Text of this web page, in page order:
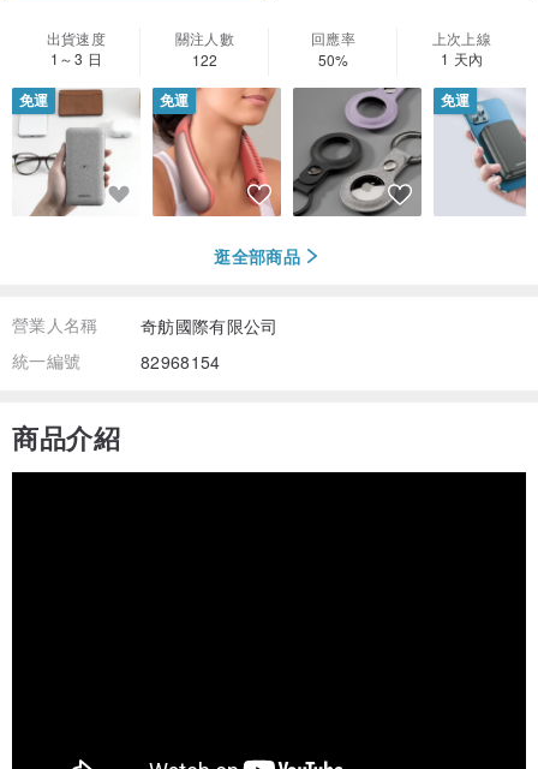
出貨速度
1～3 日
關注人數
122
回應率
50%
上次上線
1 天內
免運 免運 免運
逛全部商品
營業人名稱
奇舫國際有限公司
統一編號
82968154
商品介紹